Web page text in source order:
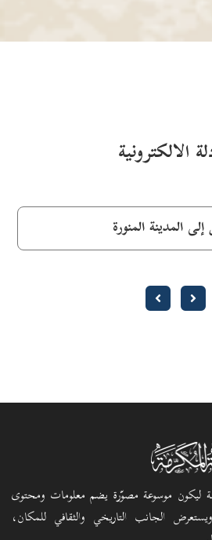
الالكترونية
إلى المدينة المنورة
ليكون موسوعة مصوّرة يضم معلومات ومحتوى
الجانب التاريخي والثقافي للمكان،